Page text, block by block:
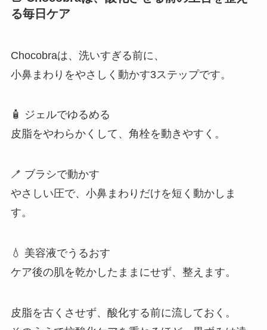
る毎日ケア
Chocobraは、洗いすぎる前に、
小鼻まわりをやさしく動かす3ステップです。
🧴 ジェルでゆるめる
皮脂をやわらかくして、角栓を動きやすく。
🪥 ブラシで動かす
やさしい圧で、小鼻まわりだけを短く動かしま
す。
💧 美容液でうるおす
ケア後の肌を乾かしたままにせず、整えます。
皮脂を古くさせず、酸化する前に流しておく。